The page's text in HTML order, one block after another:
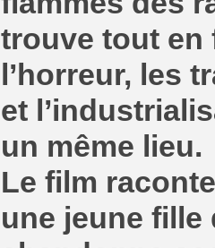
trouve tout en
l’horreur, les
et
un même lieu.
Le film
une jeune fille